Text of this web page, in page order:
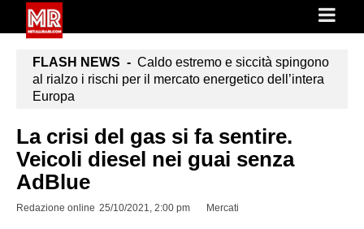
FLASH NEWS - Caldo estremo e siccità spingono
al rialzo i rischi per il mercato energetico dell’intera
Europa
La crisi del gas si fa sentire.
Veicoli diesel nei guai senza
AdBlue
Redazione online 25/10/2021, 2:00 pm Mercati